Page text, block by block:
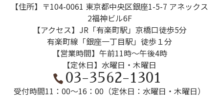
【住所】〒104-0061 東京都中央区銀座1-5-7 アネックス
2福神ビル6F
【アクセス】JR「有楽町駅」京橋口徒歩5分
有楽町線「銀座一丁目駅」徒歩１分
【営業時間】午前11時～午後4時
【定休日】水曜日・木曜日
03-3562-1301
受付時間11：00～16：00（定休日：水曜日・木曜日）